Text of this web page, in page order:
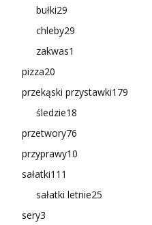
bułki29
chleby29
zakwas1
pizza20
przekąski przystawki179
śledzie18
przetwory76
przyprawy10
sałatki111
sałatki letnie25
sery3